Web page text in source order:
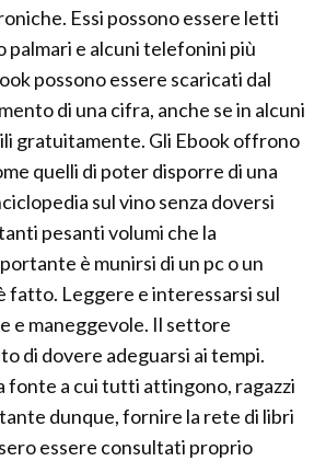
Essi possono essere letti
palmari e alcuni telefonini più
possono essere scaricati dal
di una cifra, anche se in alcuni
gratuitamente. Gli Ebook offrono
quelli di poter disporre di una
sul vino senza doversi
pesanti volumi che la
è munirsi di un pc o un
fatto. Leggere e interessarsi sul
e maneggevole. Il settore
di dovere adeguarsi ai tempi.
fonte a cui tutti attingono, ragazzi
dunque, fornire la rete di libri
essere consultati proprio